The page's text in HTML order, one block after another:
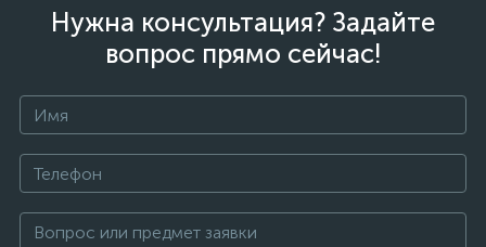
Нужна консультация? Задайте
вопрос прямо сейчас!